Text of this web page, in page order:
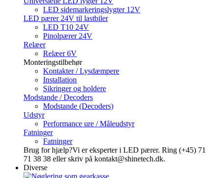
LED sidemarkeringslygter 12V
LED pærer 24V til lastbiler
LED T10 24V
Pinolpærer 24V
Relæer
Relæer 6V
Monteringstilbehør
Kontakter / Lysdæmpere
Installation
Sikringer og holdere
Modstande / Decoders
Modstande (Decoders)
Udstyr
Performance ure / Måleudstyr
Fatninger
Fatninger
Brug for hjælp?Vi er eksperter i LED pærer. Ring (+45) 71
71 38 38 eller skriv på kontakt@shinetech.dk.
Diverse